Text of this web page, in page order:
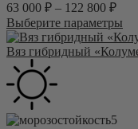
63 000 ₽ – 122 800 ₽
Выберите параметры
Вяз гибридный
5